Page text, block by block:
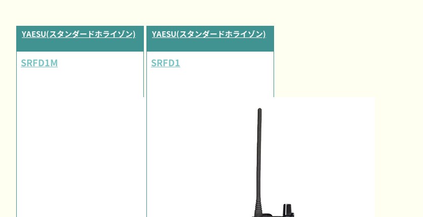
YAESU(スタンダードホライゾン)
SRFD1M
YAESU(スタンダードホライゾン)
SRFD1